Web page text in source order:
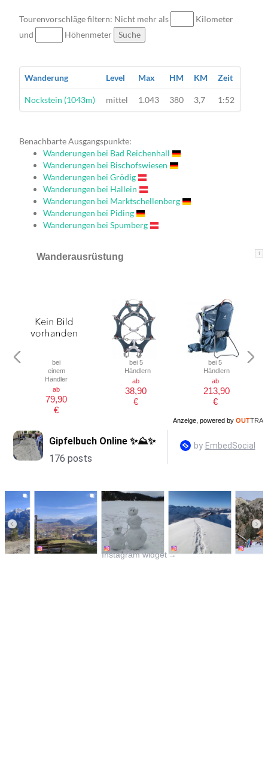
Tourenvorschläge filtern: Nicht mehr als
Kilometer
und
Höhenmeter Suche
Wanderung Level Max HM KM Zeit
Wanderung
Nockstein (1043m) mittel 1.043 380 3,7 1:52
Benachbarte Ausgangspunkte:
Wanderungen bei Bad Reichenhall
Wanderungen bei Bischofswiesen
Wanderungen bei Grödig
Wanderungen bei Hallein
Wanderungen bei Marktschellenberg
Wanderungen bei Piding
Wanderungen bei Spumberg
i
Wanderausrüstung
bei
einem
Händler
ab
79,90
€
bei 5
Händlern
ab
38,90
€
bei 5
Händlern
ab
213,90
€
Anzeige, powered by OUTTRA
Instagram widget →